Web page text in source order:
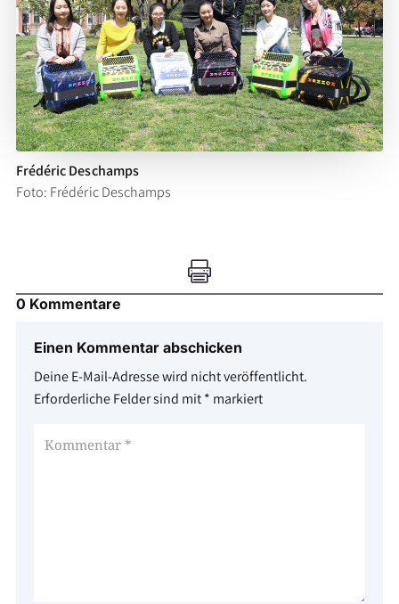
Frédéric Deschamps
Foto: Frédéric Deschamps

0 Kommentare
Einen Kommentar abschicken
Deine E-Mail-Adresse wird nicht veröffentlicht.
Erforderliche Felder sind mit* markiert